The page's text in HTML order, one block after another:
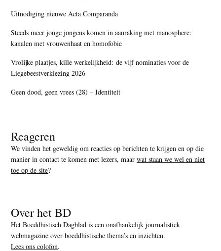
Uitnodiging nieuwe Acta Comparanda
Steeds meer jonge jongens komen in aanraking met manosphere:
kanalen met vrouwenhaat en homofobie
Vrolijke plaatjes, kille werkelijkheid: de vijf nominaties voor de
Liegebeestverkiezing 2026
Geen dood, geen vrees (28) – Identiteit
Reageren
We vinden het geweldig om reacties op berichten te krijgen en op die
manier in contact te komen met lezers, maarwat staan we wel en niet
toe op de site?
Over het BD
Het Boeddhistisch Dagblad is een onafhankelijk journalistiek
webmagazine over boeddhistische thema’s en inzichten.
Lees ons colofon.